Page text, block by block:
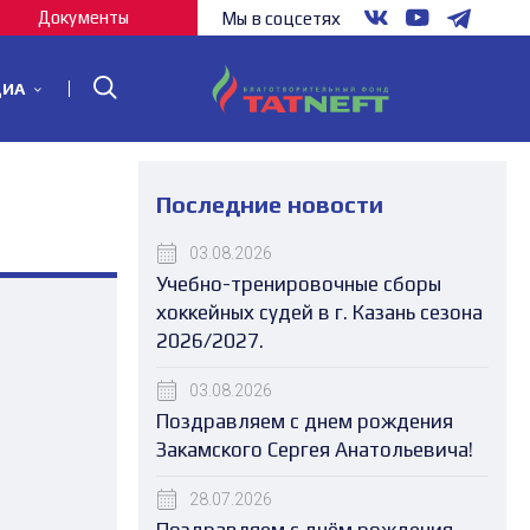
Документы Мы в соцсетях
Последние новости
03.08.2026
Учебно-тренировочные сборы
хоккейных судей в г. Казань сезона
2026/2027.
03.08.2026
Поздравляем с днем рождения
Закамского Сергея Анатольевича!
28.07.2026